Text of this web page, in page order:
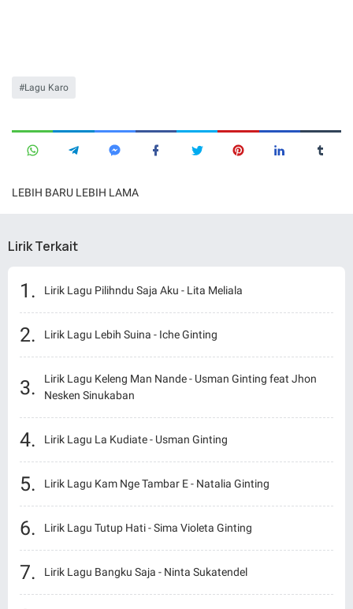
Lagu Karo
LEBIH BARU LEBIH LAMA
Lirik Terkait
Lirik Lagu Pilihndu Saja Aku - Lita Meliala
Lirik Lagu Lebih Suina - Iche Ginting
Lirik Lagu Keleng Man Nande - Usman Ginting feat Jhon
Nesken Sinukaban
Lirik Lagu La Kudiate - Usman Ginting
Lirik Lagu Kam Nge Tambar E - Natalia Ginting
Lirik Lagu Tutup Hati - Sima Violeta Ginting
Lirik Lagu Bangku Saja - Ninta Sukatendel